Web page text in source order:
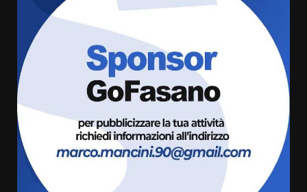
8 Agosto 2026 11:00
Savelletri in festa, domani sera
grande spettacolo con Uccio De
Santis
8 Agosto 2026 07:30
Politiche Giovanili e Mobilità
Sostenibile: premiati gli studenti
universitari del bando “La strada
giusta”
8 Agosto 2026 07:15